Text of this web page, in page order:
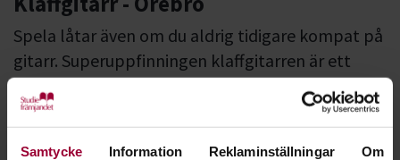
Samtycke Information Reklaminställningar Om
Spela låtar även om du aldrig tidigare kompat på
gitarr. Superuppfinningen klaffgitarren är ett
instrument som funkar även om fingrarna
snubblar.
Skillnaden mellan en klaffgitarr och en vanlig gitarr är